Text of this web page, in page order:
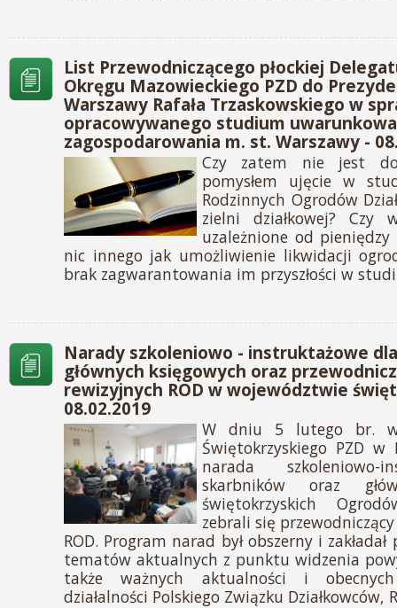
List Przewodniczącego płockiej
Okręgu Mazowieckiego PZD do
Warszawy Rafała Trzaskowskiego w
opracowywanego studium
zagospodarowania m. st. Warszawy -
Czy zatem nie jest
pomysłem ujęcie w
Rodzinnych Ogrodów
zielni działkowej? Czy
uzależnione od pieniędzy
nic innego jak umożliwienie likwidacji
brak zagwarantowania im przyszłości w
Narady szkoleniowo - instruktażowe
głównych księgowych oraz
rewizyjnych ROD w województwie
08.02.2019
W dniu 5 lutego br. w
Świętokrzyskiego PZD w
narada szkoleniowo-
skarbników oraz
świętokrzyskich
zebrali się
ROD. Program narad był obszerny i
tematów aktualnych z punktu widzenia
także ważnych aktualności i
działalności Polskiego Związku Działkowców,